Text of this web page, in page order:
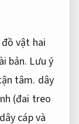
đồ vật hai
bản. Lưu ý
tâm. dây
(đai treo
cáp và